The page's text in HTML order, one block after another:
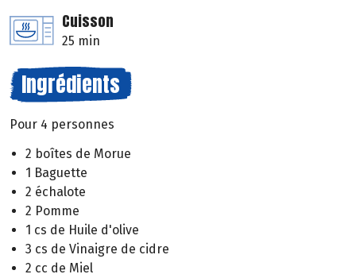
Cuisson
25 min
Ingrédients
Pour 4 personnes
2 boîtes de Morue
1 Baguette
2 échalote
2 Pomme
1 cs de Huile d'olive
3 cs de Vinaigre de cidre
2 cc de Miel